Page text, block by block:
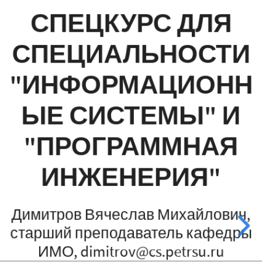
СПЕЦКУРС ДЛЯ
СПЕЦИАЛЬНОСТИ
"ИНФОРМАЦИОНН
ЫЕ СИСТЕМЫ" И
"ПРОГРАММНАЯ
ИНЖЕНЕРИЯ"
Димитров Вячеслав Михайлович,
старший преподаватель кафедры
ИМО, dimitrov@cs.petrsu.ru
инженерия"
Димитров
Вячеслав
Михайлович,
старший
преподаватель
кафедры
ИМО,
dimitrov@cs.petrsu.ru